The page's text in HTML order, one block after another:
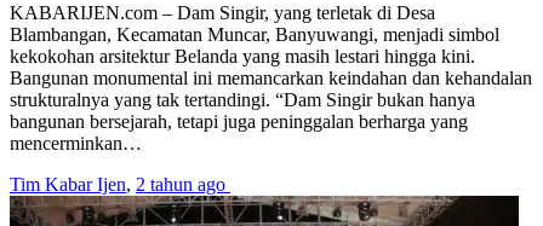
KABARIJEN.com – Dam Singir, yang terletak di Desa
Blambangan, Kecamatan Muncar, Banyuwangi, menjadi simbol
kekokohan arsitektur Belanda yang masih lestari hingga kini.
Bangunan monumental ini memancarkan keindahan dan kehandalan
strukturalnya yang tak tertandingi. “Dam Singir bukan hanya
bangunan bersejarah, tetapi juga peninggalan berharga yang
mencerminkan…
Tim Kabar Ijen, 2 tahun ago